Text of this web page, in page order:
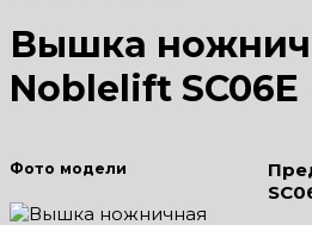
Вышка
Noblelift SC06E
Фото модели